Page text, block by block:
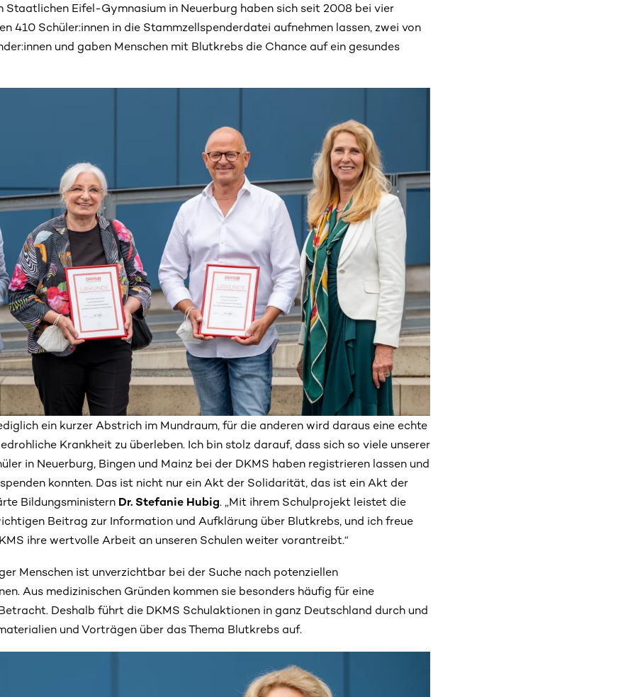
Staatlichen Eifel-Gymnasium in Neuerburg haben sich seit 2008 bei vier
410 Schüler:innen in die Stammzellspenderdatei aufnehmen lassen, zwei von
und gaben Menschen mit Blutkrebs die Chance auf ein gesundes
ein kurzer Abstrich im Mundraum, für die anderen wird daraus eine echte
Krankheit zu überleben. Ich bin stolz darauf, dass sich so viele unserer
in Neuerburg, Bingen und Mainz bei der DKMS haben registrieren lassen und
konnten. Das ist nicht nur ein Akt der Solidarität, das ist ein Akt der
Bildungsministern Dr. Stefanie Hubig. „Mit ihrem Schulprojekt leistet die
Beitrag zur Information und Aufklärung über Blutkrebs, und ich freue
ihre wertvolle Arbeit an unseren Schulen weiter vorantreibt.“
Menschen ist unverzichtbar bei der Suche nach potenziellen
Aus medizinischen Gründen kommen sie besonders häufig für eine
Deshalb führt die DKMS Schulaktionen in ganz Deutschland durch und
und Vorträgen über das Thema Blutkrebs auf.